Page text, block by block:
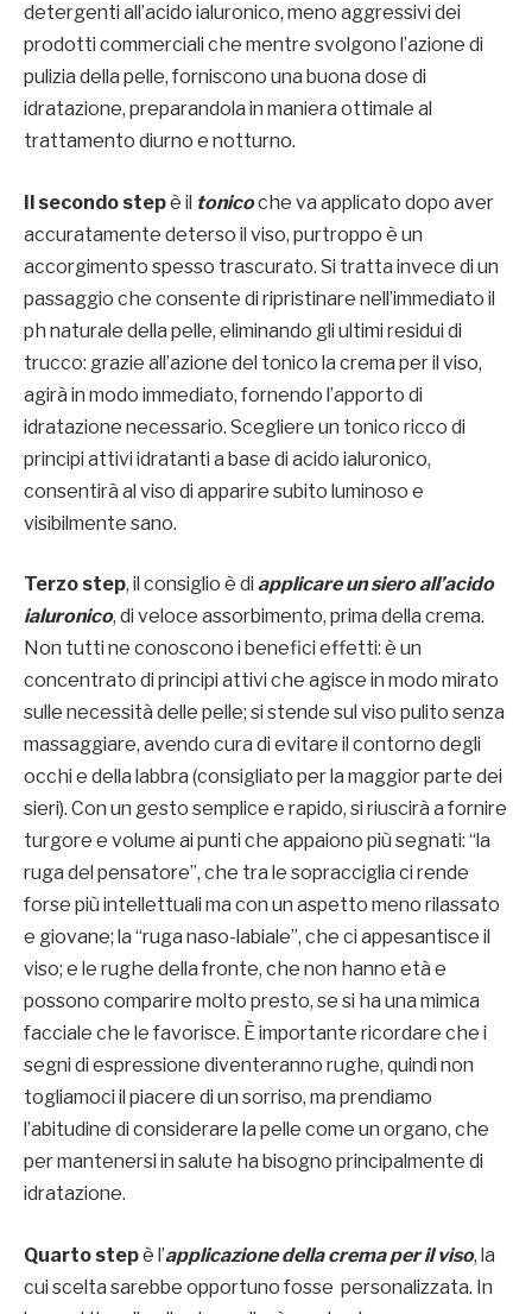
detergenti all’acido ialuronico, meno aggressivi dei
prodotti commerciali che mentre svolgono l’azione di
pulizia della pelle, forniscono una buona dose di
idratazione, preparandola in maniera ottimale al
trattamento diurno e notturno.
Il secondo stepè il tonicoche va applicato dopo aver
accuratamente deterso il viso, purtroppo è un
accorgimento spesso trascurato. Si tratta invece di un
passaggio che consente di ripristinare nell’immediato il
ph naturale della pelle, eliminando gli ultimi residui di
trucco: grazie all’azione del tonico la crema per il viso,
agirà in modo immediato, fornendo l’apporto di
idratazione necessario. Scegliere un tonico ricco di
principi attivi idratanti a base di acido ialuronico,
consentirà al viso di apparire subito luminoso e
visibilmente sano.
Terzo step, il consiglio è di applicare un siero all’acido
ialuronico, di veloce assorbimento, prima della crema.
Non tutti ne conoscono i benefici effetti: è un
concentrato di principi attivi che agisce in modo mirato
sulle necessità delle pelle; si stende sul viso pulito senza
massaggiare, avendo cura di evitare il contorno degli
occhi e della labbra (consigliato per la maggior parte dei
sieri). Con un gesto semplice e rapido, si riuscirà a fornire
turgore e volume ai punti che appaiono più segnati: “la
ruga del pensatore”, che tra le sopracciglia ci rende
forse più intellettuali ma con un aspetto meno rilassato
e giovane; la “ruga naso-labiale”, che ci appesantisce il
viso; e le rughe della fronte, che non hanno età e
possono comparire molto presto, se si ha una mimica
facciale che le favorisce. È importante ricordare che i
segni di espressione diventeranno rughe, quindi non
togliamoci il piacere di un sorriso, ma prendiamo
l’abitudine di considerare la pelle come un organo, che
per mantenersi in salute ha bisogno principalmente di
idratazione.
Quarto stepè l’applicazione della crema per il viso, la
cui scelta sarebbe opportuno fosse personalizzata. In